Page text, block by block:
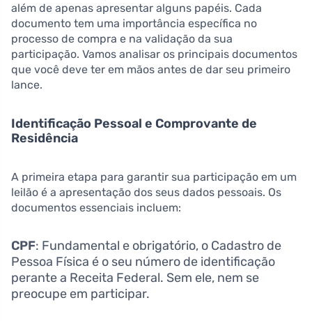
além de apenas apresentar alguns papéis. Cada
documento tem uma importância específica no
processo de compra e na validação da sua
participação. Vamos analisar os principais documentos
que você deve ter em mãos antes de dar seu primeiro
lance.
Identificação Pessoal e Comprovante de
Residência
A primeira etapa para garantir sua participação em um
leilão é a apresentação dos seus dados pessoais. Os
documentos essenciais incluem:
CPF: Fundamental e obrigatório, o Cadastro de
Pessoa Física é o seu número de identificação
perante a Receita Federal. Sem ele, nem se
preocupe em participar.